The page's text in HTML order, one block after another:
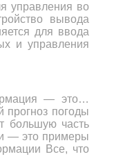
управления во
вывода
для ввода
и управления
— это…
прогноз погоды
большую часть
— это примеры
Все, что